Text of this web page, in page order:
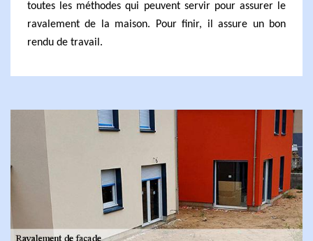
toutes les méthodes qui peuvent servir pour assurer le
ravalement de la maison. Pour finir, il assure un bon
rendu de travail.